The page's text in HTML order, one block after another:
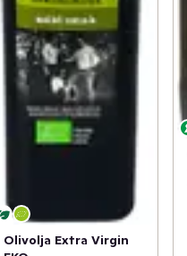
Olivolja Extra Virgin